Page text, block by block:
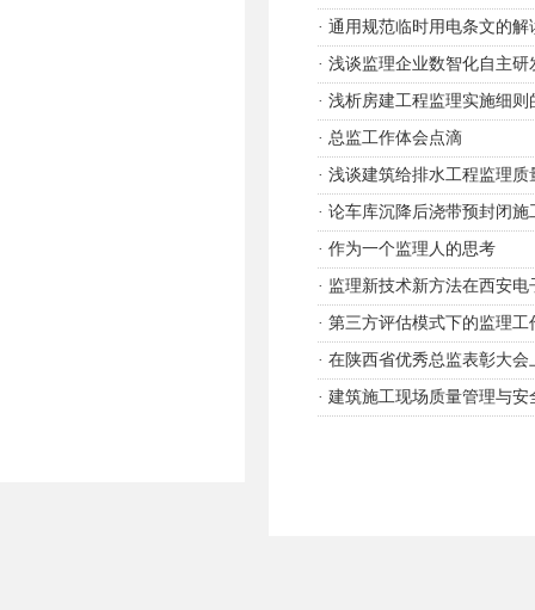
· 通用规范临时用电条文的解
· 浅谈监理企业数智化自主研
· 浅析房建工程监理实施细则
· 总监工作体会点滴
· 浅谈建筑给排水工程监理质
· 论车库沉降后浇带预封闭施
· 作为一个监理人的思考
· 监理新技术新方法在西安
· 第三方评估模式下的监理工
· 在陕西省优秀总监表彰大会
· 建筑施工现场质量管理与